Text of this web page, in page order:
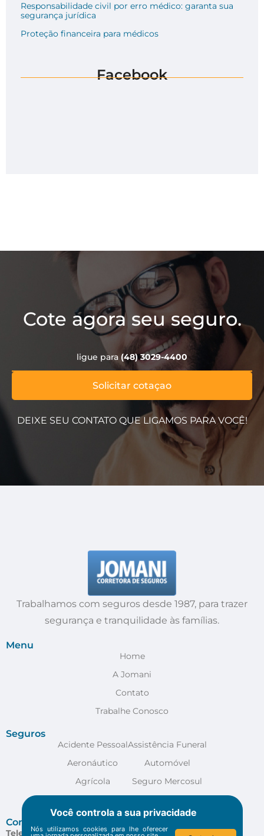
Responsabilidade civil por erro médico: garanta sua
segurança jurídica
Proteção financeira para médicos
Facebook
Cote agora seu seguro.
Solicitar cotaçao
ligue para (48) 3029-4400
DEIXE SEU CONTATO QUE LIGAMOS PARA VOCÊ!
Trabalhamos com seguros desde 1987, para trazer
segurança e tranquilidade às famílias.
Menu
Home
A Jomani
Contato
Trabalhe Conosco
Seguros
Acidente Pessoal
Aeronáutico
Agrícola
Assistência Funeral
Automóvel
Seguro Mercosul
Contato
Telefone:(48) 3029-4400
Você controla a sua privacidade
Nós utilizamos cookies para lhe oferecer